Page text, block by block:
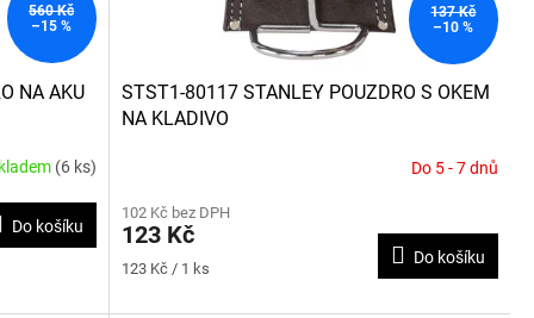
560 Kč
–15 %
NA AKU
(6 ks)
Do košíku
137 Kč
–10 %
STST1-80117 STANLEY POUZDRO S OKEM
NA KLADIVO
produktu
je
5,0
Do 5 - 7 dnů
102 Kč bez DPH
123 Kč
Měrná
123 Kč / 1 ks
Do košíku